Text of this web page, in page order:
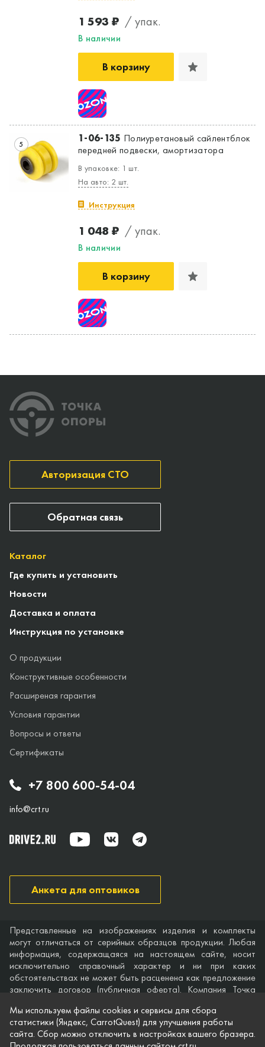
1 593 ₽ / упак.
В наличии
В корзину
5 1-06-135 Полиуретановый сайлентблок
передней подвески, амортизатора
В упаковке: 1 шт.
На авто: 2 шт.
Инструкция
1 048 ₽ / упак.
В наличии
В корзину
+7 800 600-54-04
info@crt.ru
Каталог
Где купить и установить
Новости
Доставка и оплата
Инструкция по установке
О продукции
Конструктивные особенности
Расширеная гарантия
Условия гарантии
Вопросы и ответы
Сертификаты
Авторизация СТО
Анкета для оптовиков
Обратная связь
Представленные на изображениях изделия и комплекты
могут отличаться от серийных образцов продукции. Любая
информация, содержащаяся на настоящем сайте, носит
исключительно справочный характер и ни при каких
обстоятельствах не может быть расценена как предложение
заключить договор (публичная оферта). Компания Точка
точности и полноты информации на веб-сайте, а также по
поводу беспрепятственного доступа к нему в любое время.
Технические характеристики и комплектация изделий,
Мы используем файлы cookies и сервисы для сбора
статистики (Яндекс, CarrotQuest) для улучшения работы
сайта. Сбор можно отключить в настройках вашего бразера.